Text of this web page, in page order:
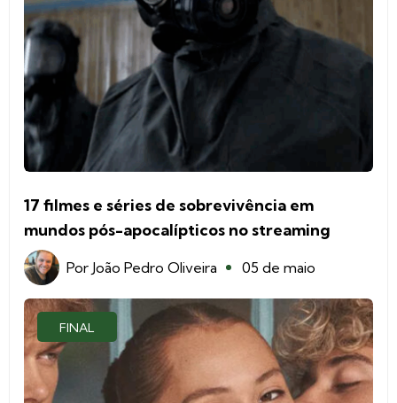
17 filmes e séries de sobrevivência em
mundos pós-apocalípticos no streaming
Por João Pedro Oliveira 05 de maio
FINAL